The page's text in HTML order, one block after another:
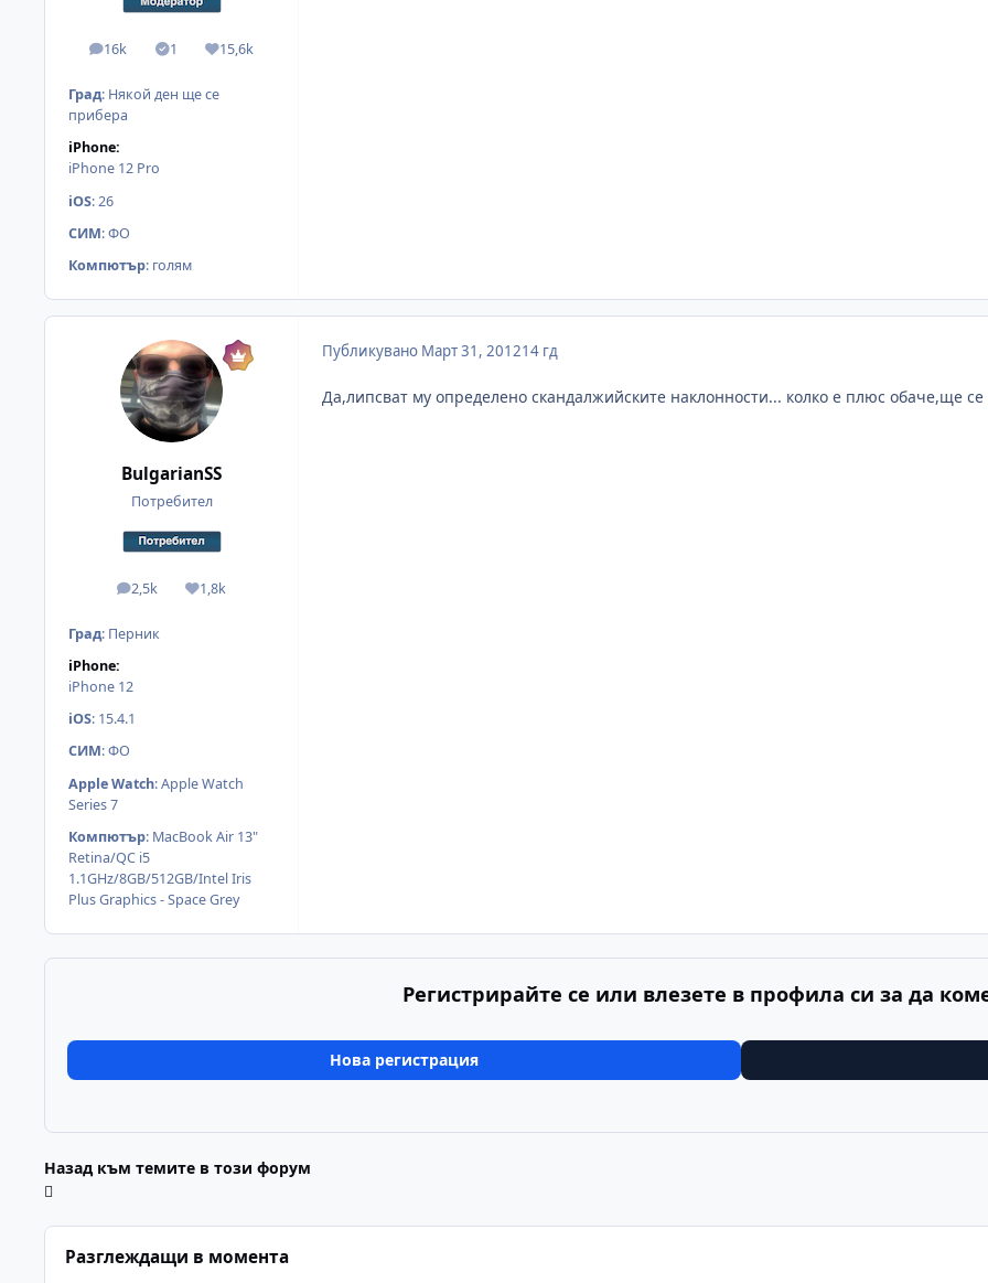
16k
мнения 1
Solutions15,6k
Reputation
Град: Някой ден ще се
прибера
iPhone:
iPhone 12 Pro
iOS:26
СИМ:ФО
Компютър: голям
BulgarianSS
Потребител
2,5k
мнения 1,8k
Reputation
Град: Перник
iPhone:
iPhone 12
iOS: 15.4.1
СИМ:ФО
Apple Watch:Apple Watch
Series 7
Компютър: MacBook Air 13"
Retina/QC i5
1.1GHz/8GB/512GB/Intel Iris
Plus Graphics - Space Grey
Публикувано Март 31, 201214 гд
Да,липсват му определено скандалжийските наклонности... колко е плюс обаче,ще
Регистрирайте се или влезете в профила си за да
Нова регистрация
Назад към темите в този форум
Разглеждащи в момента